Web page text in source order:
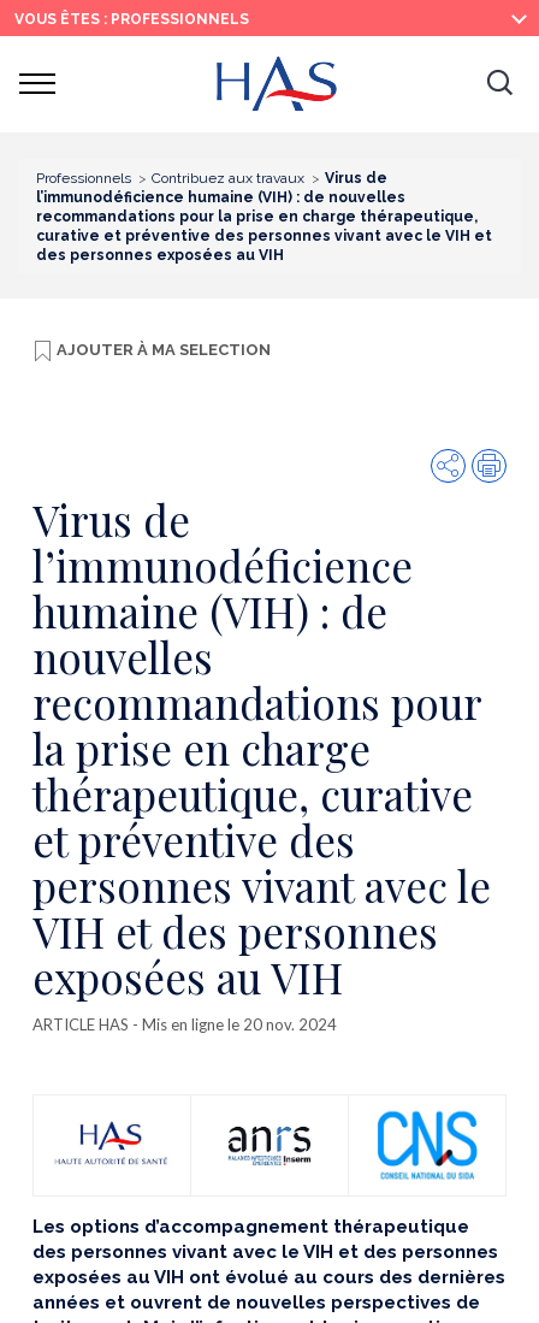
Recherche
Menu
principal
Contenu
principal
VOUS ÊTES : PROFESSIONNELS
Ouvrir
Professionnels Contribuez aux travaux
Virus de
l’immunodéficience humaine (VIH) : de nouvelles
recommandations pour la prise en charge thérapeutique,
curative et préventive des personnes vivant avec le VIH et
des personnes exposées au VIH
AJOUTER À MA SELECTION
Partager
Virus de
l’immunodéficience
humaine (VIH) : de
nouvelles
recommandations pour
la prise en charge
thérapeutique, curative
et préventive des
personnes vivant avec le
VIH et des personnes
exposées au VIH
ARTICLE HAS - Mis en ligne le 20 nov. 2024
Les options d’accompagnement thérapeutique
des personnes vivant avec le VIH et des personnes
exposées au VIH ont évolué au cours des dernières
années et ouvrent de nouvelles perspectives de